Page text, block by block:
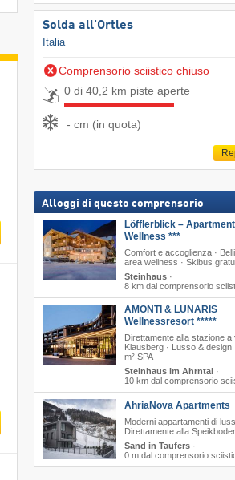
Solda all'Ortles
Italia
Comprensorio sciistico chiuso
0 di 40,2 km piste aperte
- cm (in quota)
Alloggi di questo comprensorio
Löfflerblick –
Wellness ***
Comfort e accoglienza ·
area wellness · Skibus
Steinhaus·
8 km dal comprensorio
AMONTI & LUNARIS
Wellnessresort *****
Direttamente alla stazione a
Klausberg · Lusso & design
m² SPA
Steinhaus im Ahrntal·
10 km dal comprensorio
AhriaNova Apartments
Moderni appartamenti di
Direttamente alla
Sand in Taufers·
0 m dal comprensorio